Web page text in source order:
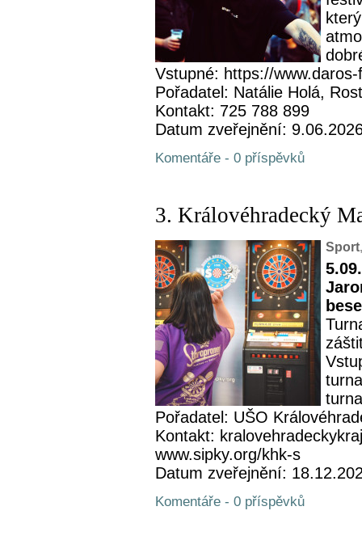
Vstupné: https://
Pořadatel: Natálie Holá,
Kontakt: 725 788 899
Datum zveřejnění:
Komentáře - 0 příspěvků
3. Královéhradecký
Sport
Pořadatel: UŠO
Kontakt:
www.sipky.org/khk-s
Datum zveřejnění:
Komentáře - 0 příspěvků